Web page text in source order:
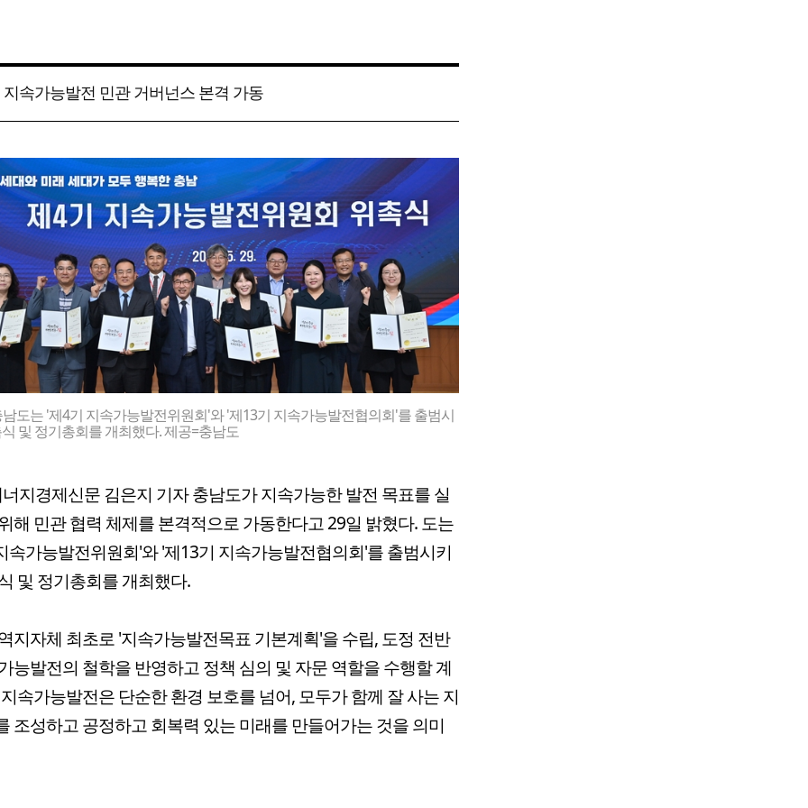
속가능발전 민관 거버넌스 본격 가동
도는 '제4기 지속가능발전위원회'와 '제13기 지속가능발전협의회'를 출범시
및 정기총회를 개최했다. 제공=충남도
지경제신문 김은지 기자 충남도가 지속가능한 발전 목표를 실
해 민관 협력 체제를 본격적으로 가동한다고 29일 밝혔다. 도는
속가능발전위원회'와 '제13기 지속가능발전협의회'를 출범시키
및 정기총회를 개최했다.
지자체 최초로 '지속가능발전목표 기본계획'을 수립, 도정 전반
능발전의 철학을 반영하고 정책 심의 및 자문 역할을 수행할 계
속가능발전은 단순한 환경 보호를 넘어, 모두가 함께 잘 사는 지
조성하고 공정하고 회복력 있는 미래를 만들어가는 것을 의미